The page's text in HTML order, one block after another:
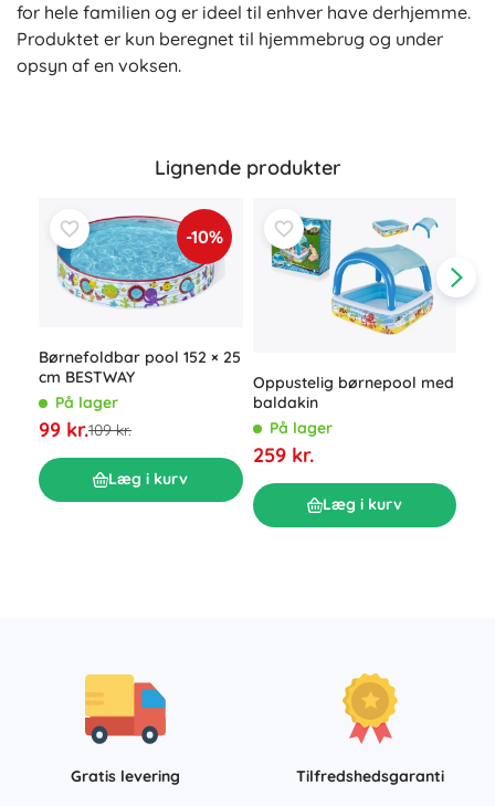
for hele familien og er ideel til enhver have derhjemme.
Produktet er kun beregnet til hjemmebrug og under
opsyn af en voksen.
Lignende produkter
-10%
Børnefoldbar pool 152 × 25
cm BESTWAY
På lager
99 kr.109 kr.
Læg i kurv
Oppustelig børnepool med
baldakin
På lager
259 kr.
Læg i kurv
Gratis levering
Tilfredshedsgaranti